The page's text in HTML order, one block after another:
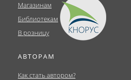
Магазинам
Библиотекам
В розницу
АВТОРАМ
Как стать автором?